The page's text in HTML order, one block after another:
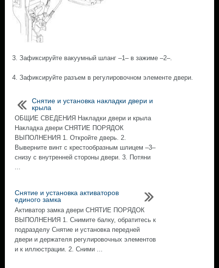
3. Зафиксируйте вакуумный шланг –1– в зажиме –2–.
4. Зафиксируйте разъем в регулировочном элементе двери.
Снятие и установка накладки двери и
крыла
ОБЩИЕ СВЕДЕНИЯ Накладки двери и крыла
Накладка двери СНЯТИЕ ПОРЯДОК
ВЫПОЛНЕНИЯ 1. Откройте дверь. 2.
Выверните винт с крестообразным шлицем –3–
снизу с внутренней стороны двери. 3. Потяни
...
Снятие и установка активаторов
единого замка
Активатор замка двери СНЯТИЕ ПОРЯДОК
ВЫПОЛНЕНИЯ 1. Снимите балку, обратитесь к
подразделу Снятие и установка передней
двери и держателя регулировочных элементов
и к иллюстрации. 2. Сними ...